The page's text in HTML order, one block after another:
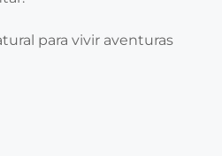
para vivir aventuras